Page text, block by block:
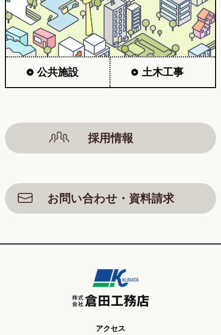
公共施設 土木工事
採用情報
お問い合わせ・資料請求
アクセス